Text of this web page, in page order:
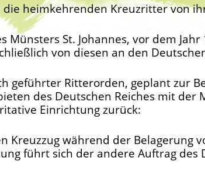
heimkehrenden Kreuzritter von
St. Johannes, vor dem
von diesen an den
geführter Ritterorden, geplant zur
des Deutschen Reiches mit
Einrichtung zurück:
Kreuzzug während der Belagerung
führt sich der andere Auftrag des